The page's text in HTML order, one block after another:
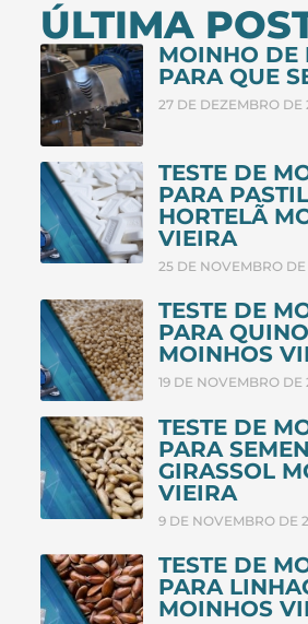
ÚLTIMA
MOINHO DE
PARA QUE
27 DE DEZEMBRO DE
TESTE DE
PARA
HORTELÃ
VIEIRA
25 DE NOVEMBRO DE
TESTE DE
PARA
MOINHOS
19 DE NOVEMBRO DE
TESTE DE
PARA
GIRASSOL
VIEIRA
9 DE NOVEMBRO DE
TESTE DE
PARA
MOINHOS